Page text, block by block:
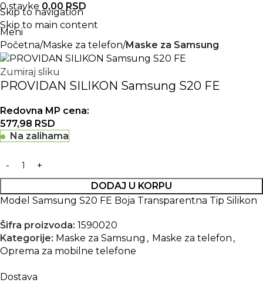
Skip to navigation
Skip to main content
0stavke 0,00 RSD
Meni
Početna Maske za telefon Maske za Samsung
Zumiraj sliku
PROVIDAN SILIKON Samsung S20 FE
Redovna MP cena:
577,98 RSD
Na zalihama
DODAJ U KORPU
Model Samsung S20 FE Boja Transparentna Tip Silikon
Šifra proizvoda: 1590020
Kategorije: Maske za Samsung , Maske za telefon ,
Oprema za mobilne telefone
Dostava